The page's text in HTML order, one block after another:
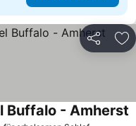
Teilen
Buffalo - Amherst